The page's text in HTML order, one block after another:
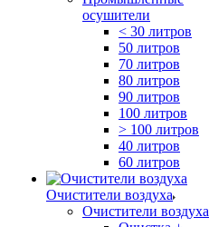
осушители
< 30 литров
50 литров
70 литров
80 литров
90 литров
100 литров
> 100 литров
40 литров
60 литров
Очистители воздуха
Очистители воздуха